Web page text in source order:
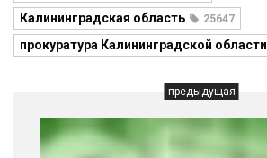
Калининградская область 25647
прокуратура Калининградской области
предыдущая